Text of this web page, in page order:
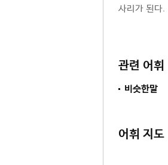
사리가 된다.
관련 어휘
비슷한말
어휘 지도